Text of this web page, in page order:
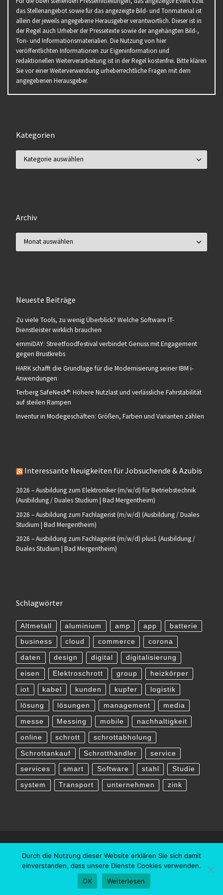
das Stellenangebot sowie für das angezeigte Bild- und Tonmaterial ist
allein der jeweils angegebene Herausgeber verantwortlich. Dieser ist in
der Regel auch Urheber der Pressetexte sowie der angehängten Bild-,
Ton- und Informationsmaterialien. Die Nutzung von hier
veröffentlichten Informationen zur Eigeninformation und
redaktionellen Weiterverarbeitung ist in der Regel kostenfrei. Bitte klären
Sie vor einer Weiterverwendung urheberrechtliche Fragen mit dem
angegebenen Herausgeber.
Kategorien
Archiv
Neueste Beiträge
Zu viele Tools, zu wenig Überblick? Welche Software IT-
Dienstleister wirklich brauchen
emmiDAY: Streetfoodfestival verbindet Genuss mit Engagement
gegen Brustkrebs
HARK schafft die Grundlage für die Modernisierung seiner IBM i-
Anwendungen
Terberg SafeNeck®: Höhere Nutzlast und verlässliche Fahrstabilität
auf steilen Rampen
Inventur in Modegeschäften: Größen, Farben und Varianten zählen
Interessante Neuigkeiten für Jobsuchende & Azubis
2026 – Ausbildung zum Elektroniker (m/w/d) für Betriebstechnik
(Ausbildung / Duales Studium | Bad Mergentheim)
2026 – Ausbildung zum Fachlagerist (m/w/d) (Ausbildung / Duales
Studium | Bad Mergentheim)
2026 – Ausbildung zum Fachlagerist (m/w/d) plus1 (Ausbildung /
Duales Studium | Bad Mergentheim)
Schlagwörter
Altmetall aluminium amp app batterie
business cloud commerce corona
daten design digital digitalisierung
eisen Elektroschrott group heizkörper
iot kabel kunden kupfer logistik
lösung lösungen management media
messe Messing mobile nachhaltigkeit
online schrott schrottabholung
Schrottankauf Schrotthändler service
services smart Software stahl Studie
system Transport unternehmen zink
Durch die Nutzung dieser Website erklären Sie sich damit
einverstanden, dass unsere Dienste Cookies verwenden.
OK
Weiterlesen